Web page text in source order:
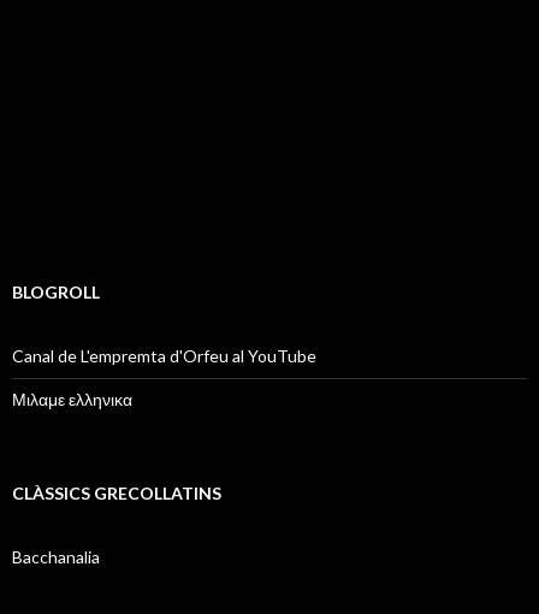
BLOGROLL
Canal de L'empremta d'Orfeu al YouTube
Μιλαμε ελληνικα
CLÀSSICS GRECOLLATINS
Bacchanalia